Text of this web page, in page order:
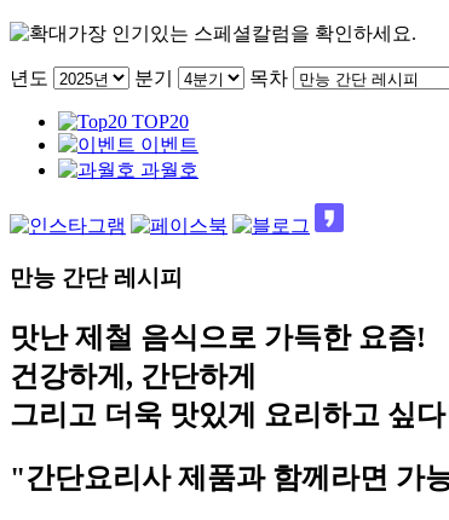
가장 인기있는 스페셜칼럼을 확인하세요.
년도 분기 목차
TOP20
이벤트
과월호
만능 간단 레시피
맛난 제철 음식으로 가득한 요즘!
건강하게, 간단하게
그리고 더욱 맛있게 요리하고 싶
"간단요리사 제품과 함께라면 가